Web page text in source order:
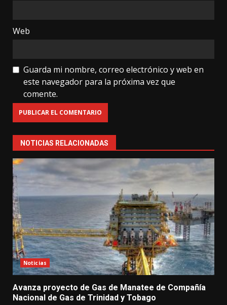
Web
Guarda mi nombre, correo electrónico y web en
este navegador para la próxima vez que
comente.
NOTICIAS RELACIONADAS
Noticias
Avanza proyecto de Gas de Manatee de Compañía
Nacional de Gas de Trinidad y Tobago